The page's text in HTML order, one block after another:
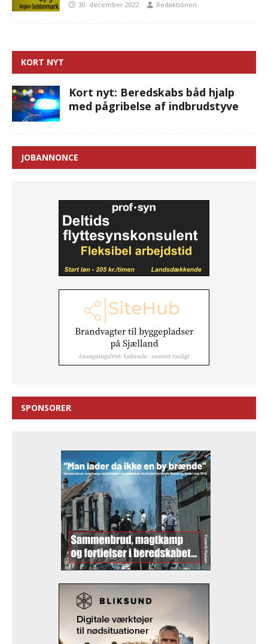
30. december 2022 Redaktionen
KORT NYT
Kort nyt: Beredskabs båd hjalp
med pågribelse af indbrudstyve
JOBANNONCE
SPONSORER